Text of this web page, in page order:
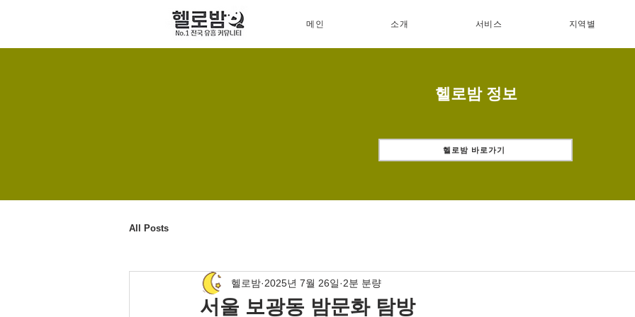
메인 소개 서비스 지역별
헬로밤 정보
헬로밤 바로가기
All Posts
서울 보광동 밤문화 탐방
헬로밤 2025년 7월 26일 2분 분량